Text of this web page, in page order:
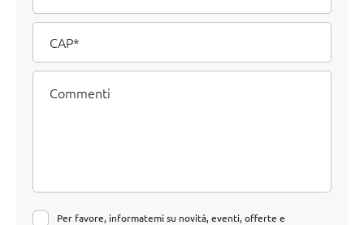
CAP
Commenti
Per favore, informatemi su novità, eventi, offerte e